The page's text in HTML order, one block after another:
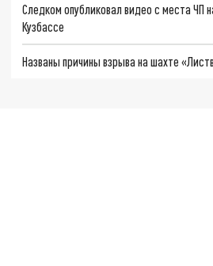
Следком опубликовал видео с места ЧП
Кузбассе
Названы причины взрыва на шахте